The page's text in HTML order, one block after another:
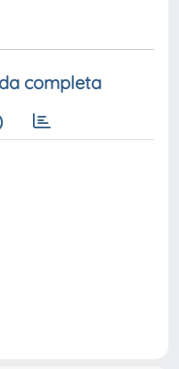
completa